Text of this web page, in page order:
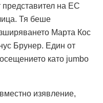
на ЕС
Тя беше
Марта Кос
Брунер. Един от
като jumbo
изявление,